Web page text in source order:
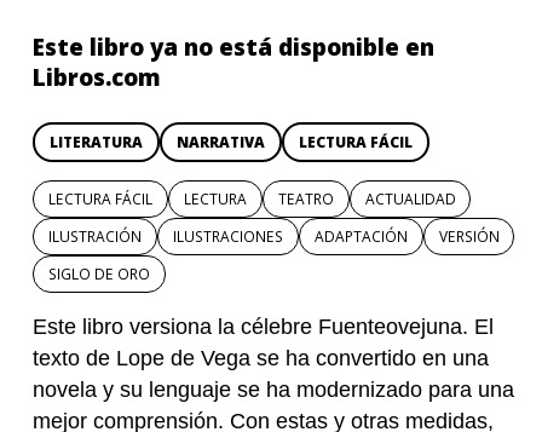
Este libro ya no está disponible en
Libros.com
LITERATURA NARRATIVA LECTURA FÁCIL
LECTURA FÁCIL LECTURA TEATRO
ACTUALIDAD
ILUSTRACIÓN
ILUSTRACIONES ADAPTACIÓN
VERSIÓN
SIGLO DE ORO
Este libro versiona la célebre Fuenteovejuna. El
texto de Lope de Vega se ha convertido en una
novela y su lenguaje se ha modernizado para una
mejor comprensión. Con estas y otras medidas,